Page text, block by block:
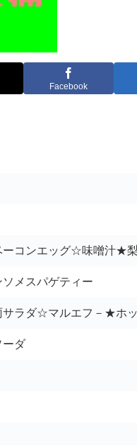
Facebook
コンエッグ☆味噌汁★梨
メスパゲティー
ラダ☆マルエフ－★ホ
ーダ